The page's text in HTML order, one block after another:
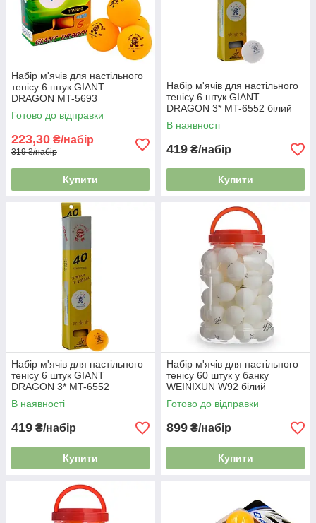
Набір м'ячів для настільного
тенісу 6 штук GIANT
DRAGON MT-5693
Готово до відправки
223,30 ₴/набір
319 ₴/набір
Купити
Набір м'ячів для настільного
тенісу 6 штук GIANT
DRAGON 3* MT-6552 білий
В наявності
419 ₴/набір
Купити
Набір м'ячів для настільного
тенісу 6 штук GIANT
DRAGON 3* MT-6552
помаранчевий
В наявності
419 ₴/набір
Купити
Набір м'ячів для настільного
тенісу 60 штук у банку
WEINIXUN W92 білий
Готово до відправки
899 ₴/набір
Купити